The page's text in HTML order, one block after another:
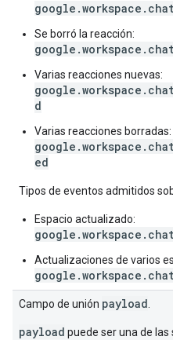
Se borró la reacción:
Varias reacciones nuevas:
d
Varias reacciones borradas:
ed
Tipos de eventos admitidos
Espacio actualizado:
Actualizaciones de varios
Campo de unión payload
payload puede ser una de